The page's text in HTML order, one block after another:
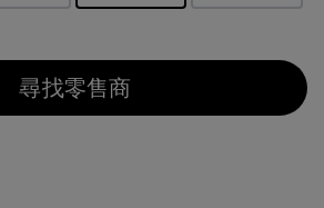
尋找零售商